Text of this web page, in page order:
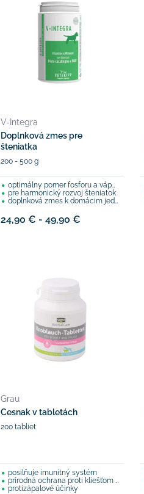
V-Integra
Doplnková zmes pre
šteniatka
200 - 500 g
optimálny pomer fosforu a vápnika
pre harmonický rozvoj šteniatok
doplnková zmes k domácim jedlám
24,90 € - 49,90 €
Grau
Cesnak v tabletách
200 tabliet
posilňuje imunitný systém
prírodná ochrana proti kliešťom a blchám
protizápalové účinky